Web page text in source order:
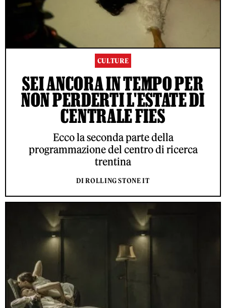
CULTURE
SEI ANCORA IN TEMPO PER
NON PERDERTI L'ESTATE DI
CENTRALE FIES
Ecco la seconda parte della
programmazione del centro di ricerca
trentina
DI ROLLING STONE IT